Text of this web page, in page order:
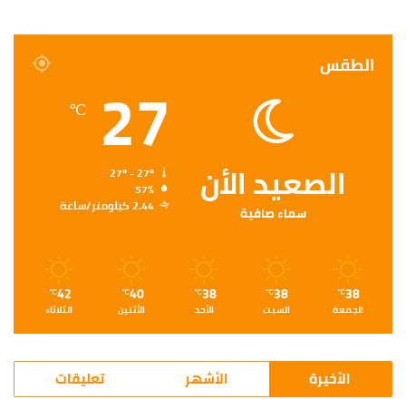
الطقس
الصعيد الأن
سماء صافية
27
℃
57%
2.44 كيلومتر/ساعة
38
℃
الجمعة
38
℃
السبت
38
℃
الأحد
40
℃
الأثنين
42
℃
الثلاثاء
الأخيرة الأشهر تعليقات